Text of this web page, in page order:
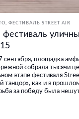
ФЕСТИВАЛЬ STREET AIR
сентября, площадка
собрала тысячи
этапе фестиваля
танцор», как и в
за победу была